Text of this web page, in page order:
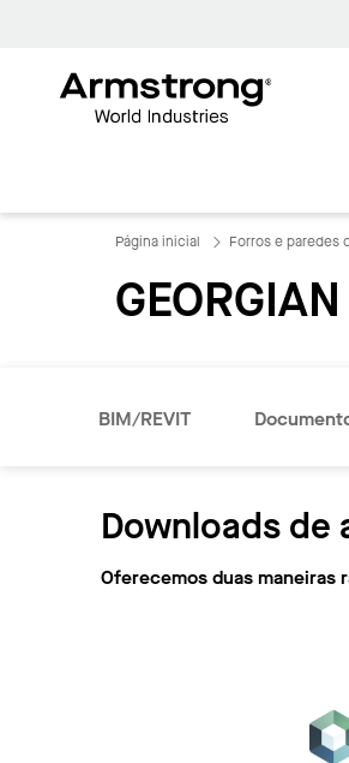
Página inicial Forros e paredes
GEORGIAN
BIM/REVIT
Downloads de
Oferecemos duas